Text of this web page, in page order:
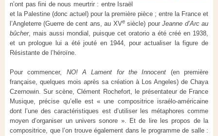
n’ont pas fini de nous meurtrir : entre Israël
et la Palestine (donc actuel) pour la première pièce ; entre la France et
l’Angleterre (Guerre de cent ans, au XVesiècle) pourJeanne d’Arc au
bûcher, mais aussi mondial, puisque cet oratorio a été créé en 1938,
et un prologue lui a été jouté en 1944, pour actualiser la figure de
Résistante de l’héroïne.
Pour commencer, NO! A Lament for the Innocent (en première
française, quelques mois après sa création à Los Angeles) de Chaya
Czernowin. Sur scène, Clément Rochefort, le présentateur de France
Musique, précise qu’elle est « une compositrice israélo-américaine
dont l’une des caractéristiques est d’utiliser les métaphores comme
moyen d’organiser un univers sonore ». Et de lire les propos de la
compositrice, que l’on trouve également dans le programme de salle :